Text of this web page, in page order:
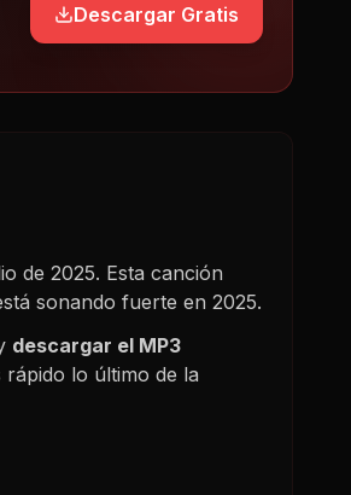
Descargar Gratis
de 2025. Esta canción
sonando fuerte en 2025.
descargar el MP3
lo último de la